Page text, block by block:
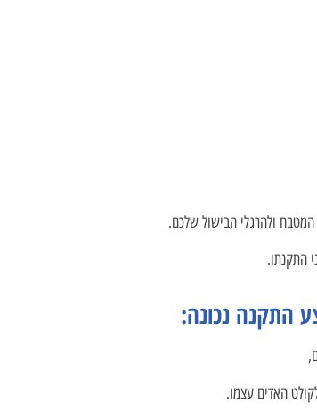
ולהרגלי הבישול שלכם.
התקנתו.
התקנה נכונה:
האדים עצמו.